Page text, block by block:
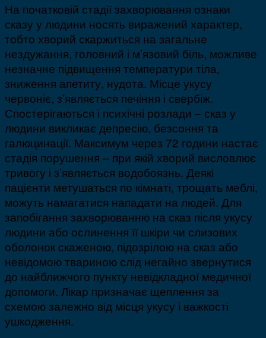
На початковій стадії захворювання ознаки
сказу у людини носять виражений характер,
тобто хворий скаржиться на загальне
нездужання, головний і м’язовий біль, можливе
незначне підвищення температури тіла,
зниження апетиту, нудота. Місце укусу
червоніє, з’являється печіння і свербіж.
Спостерігаються і психічні розлади – сказ у
людини викликає депресію, безсоння та
галюцинації. Максимум через 72 години настає
стадія порушення – при якій хворий висловлює
тривогу і з’являється водобоязнь. Деякі
пацієнти метушаться по кімнаті, трощать меблі,
можуть намагатися нападати на людей. Для
запобігання захворюванню на сказ після укусу
людини або ослинення її шкіри чи слизових
оболонок скаженою, підозрілою на сказ або
невідомою твариною слід негайно звернутися
до найближчого пункту невідкладної медичної
допомоги. Лікар призначає щеплення за
схемою залежно від місця укусу і важкості
ушкодження.